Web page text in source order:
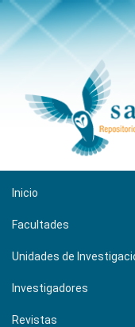
Inicio
Facultades
Unidades de
Investigadores
Revistas